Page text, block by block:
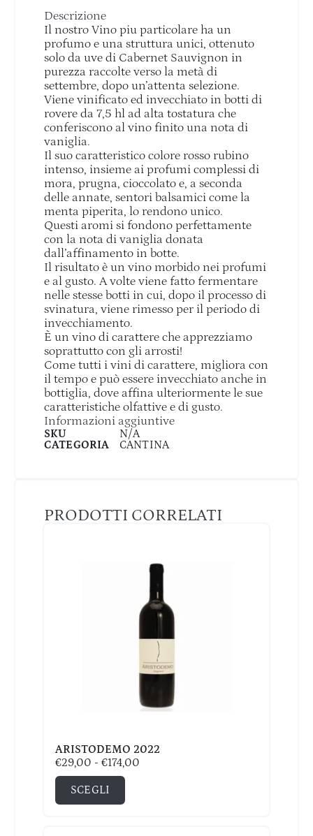
Descrizione
Il nostro Vino piu particolare ha un
profumo e una struttura unici, ottenuto
solo da uve di Cabernet Sauvignon in
purezza raccolte verso la metà di
settembre, dopo un’attenta selezione.
Viene vinificato ed invecchiato in botti di
rovere da 7,5 hl ad alta tostatura che
conferiscono al vino finito una nota di
vaniglia.
Il suo caratteristico colore rosso rubino
intenso, insieme ai profumi complessi di
mora, prugna, cioccolato e, a seconda
delle annate, sentori balsamici come la
menta piperita, lo rendono unico.
Questi aromi si fondono perfettamente
con la nota di vaniglia donata
dall’affinamento in botte.
Il risultato è un vino morbido nei profumi
e al gusto. A volte viene fatto fermentare
nelle stesse botti in cui, dopo il processo di
svinatura, viene rimesso per il periodo di
invecchiamento.
È un vino di carattere che apprezziamo
soprattutto con gli arrosti!
Come tutti i vini di carattere, migliora con
il tempo e può essere invecchiato anche in
bottiglia, dove affina ulteriormente le sue
caratteristiche olfattive e di gusto.
Informazioni aggiuntive
SKU
N/A
CATEGORIA
CANTINA
PRODOTTI CORRELATI
ARISTODEMO 2022
€29,00 - €174,00
SCEGLI